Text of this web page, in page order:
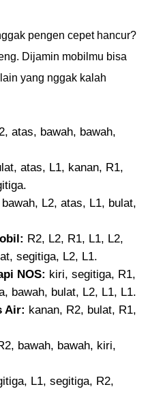
pengen cepet hancur?
Dijamin mobilmu bisa
yang nggak kalah
atas, bawah, bawah,
atas, L1, kanan, R1,
L2, atas, L1, bulat,
R2, L2, R1, L1, L2,
segitiga, L2, L1.
NOS: kiri, segitiga, R1,
bawah, bulat, L2, L1, L1.
Air: kanan, R2, bulat, R1,
bawah, bawah, kiri,
L1, segitiga, R2,